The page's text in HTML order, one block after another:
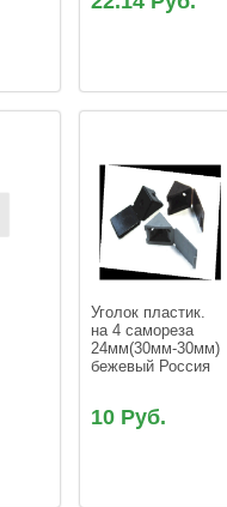
Уголок пластик.
на 4 самореза
24мм(30мм-30мм)
бежевый Россия
10 Руб.